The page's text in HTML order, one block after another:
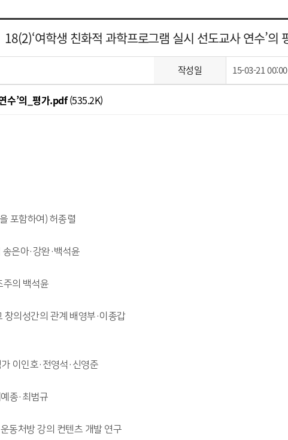
18(2)‘여학생 친화적 과학프로그램 실시 선도교사 연수’의
작성일 15-03-21 00:00
수’의_평가.pdf(535.2K)
포함하여) 허종렬
은아·강완·백석윤
주의 백석윤
창의성간의 관계 배영부·이종갑
이인호·전영석·신영준
종·최범규
동처방 강의 컨텐츠 개발 연구